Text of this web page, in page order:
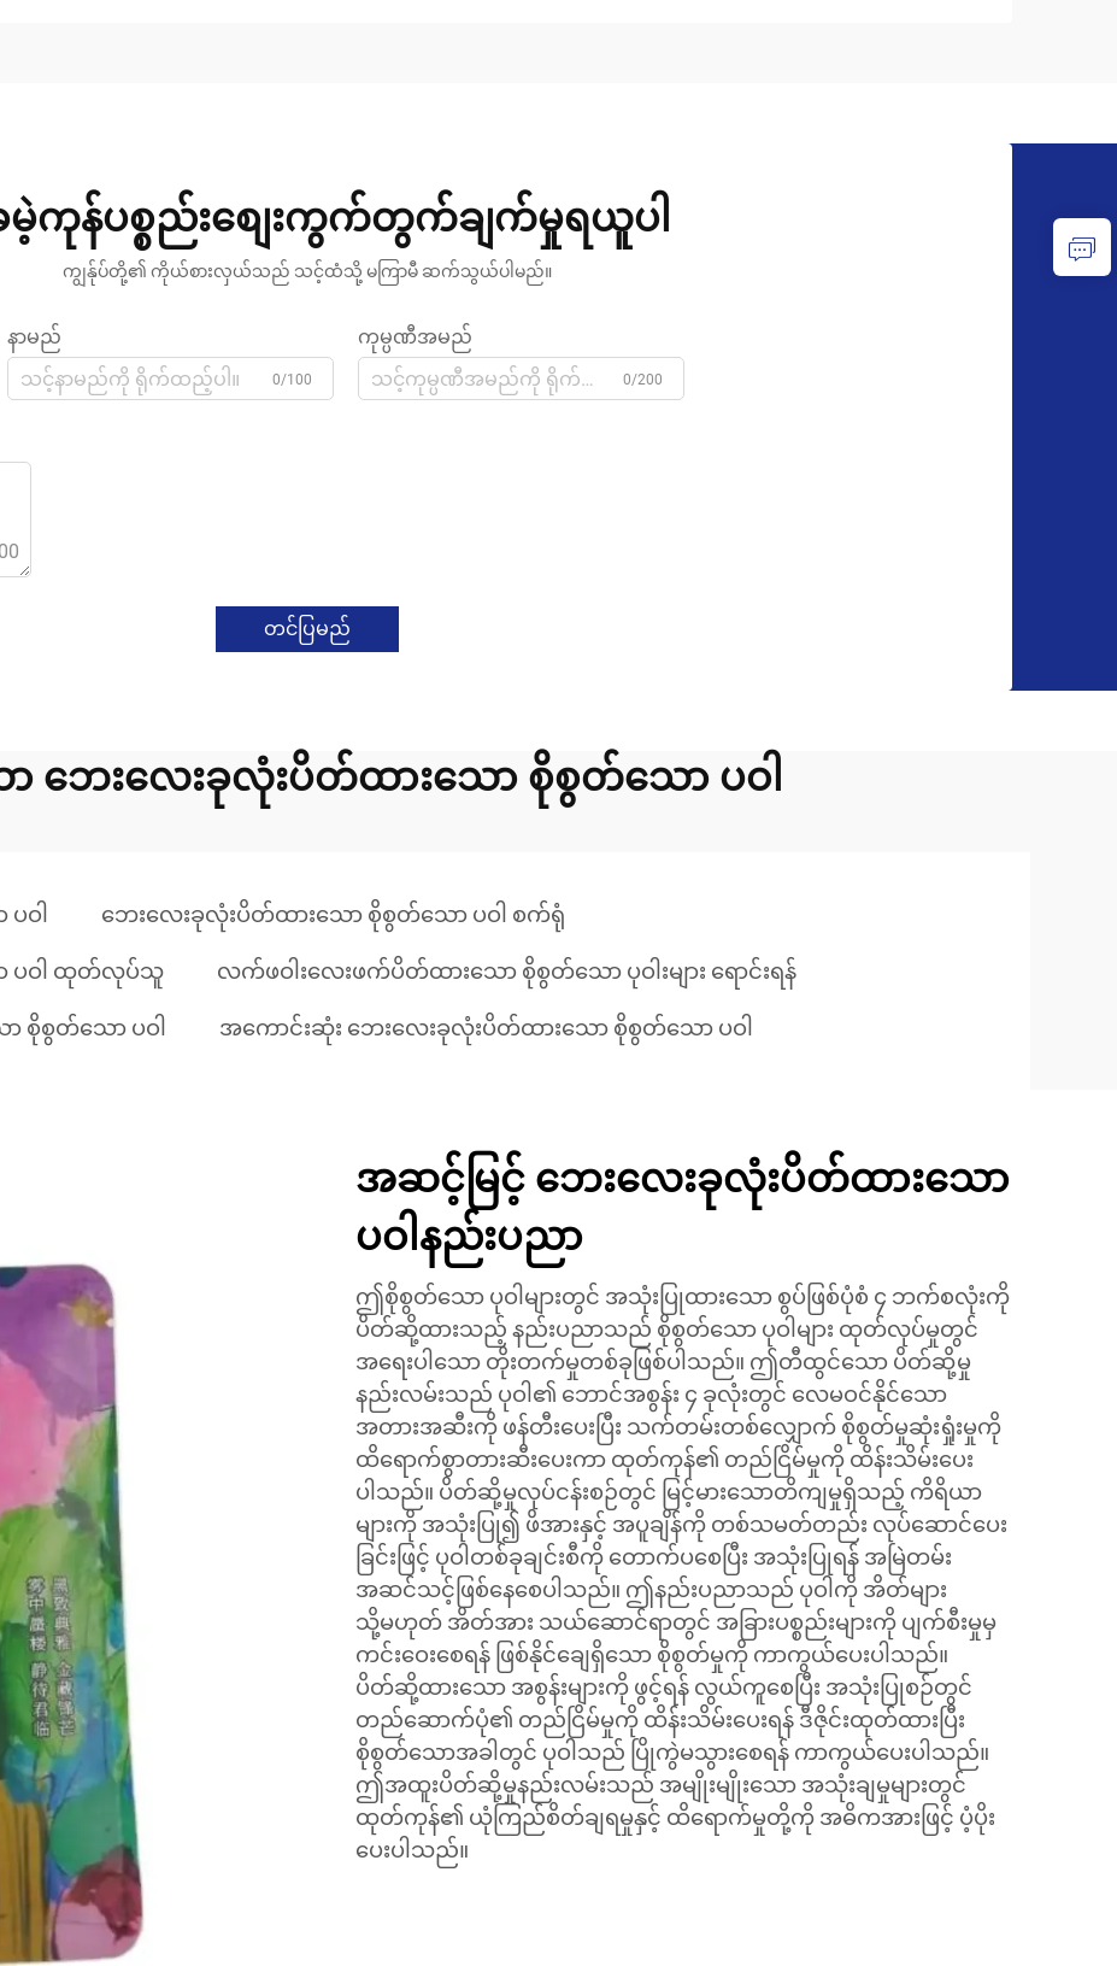
ကုန်ပစ္စည်းစျေးကွက်တွက်ချက်မှုရယူပါ
ကျွန်ုပ်တို့၏ ကိုယ်စားလှယ်သည် သင့်ထံသို့ မကြာမီ ဆက်သွယ်ပါမည်။
နာမည်
0/100
ကုမ္ပဏီအမည်
0/200
တင်ပြမည်
ာ ဘေးလေးခုလုံးပိတ်ထားသော စိုစွတ်သော ပဝါ
ဝါ ဘေးလေးခုလုံးပိတ်ထားသော စိုစွတ်သော ပဝါ စက်ရုံ
ပဝါ ထုတ်လုပ်သူ လက်ဖဝါးလေးဖက်ပိတ်ထားသော စိုစွတ်သော ပုဝါးများ ရောင်းရန်
စိုစွတ်သော ပဝါ အကောင်းဆုံး ဘေးလေးခုလုံးပိတ်ထားသော စိုစွတ်သော ပဝါ
အဆင့်မြင့် ဘေးလေးခုလုံးပိတ်ထားသော
ပဝါနည်းပညာ
ဤစိုစွတ်သော ပုဝါများတွင် အသုံးပြုထားသော စွပ်ဖြစ်ပုံစံ ၄ ဘက်စလုံးကို
ပိတ်ဆို့ထားသည့် နည်းပညာသည် စိုစွတ်သော ပုဝါများ ထုတ်လုပ်မှုတွင်
အရေးပါသော တိုးတက်မှုတစ်ခုဖြစ်ပါသည်။ ဤတီထွင်သော ပိတ်ဆို့မှု
နည်းလမ်းသည် ပုဝါ၏ ဘောင်အစွန်း ၄ ခုလုံးတွင် လေမဝင်နိုင်သော
အတားအဆီးကို ဖန်တီးပေးပြီး သက်တမ်းတစ်လျှောက် စိုစွတ်မှုဆုံးရှုံးမှုကို
ထိရောက်စွာတားဆီးပေးကာ ထုတ်ကုန်၏ တည်ငြိမ်မှုကို ထိန်းသိမ်းပေး
ပါသည်။ ပိတ်ဆို့မှုလုပ်ငန်းစဉ်တွင် မြင့်မားသောတိကျမှုရှိသည့် ကိရိယာ
များကို အသုံးပြု၍ ဖိအားနှင့် အပူချိန်ကို တစ်သမတ်တည်း လုပ်ဆောင်ပေး
ခြင်းဖြင့် ပုဝါတစ်ခုချင်းစီကို တောက်ပစေပြီး အသုံးပြုရန် အမြဲတမ်း
အဆင်သင့်ဖြစ်နေစေပါသည်။ ဤနည်းပညာသည် ပုဝါကို အိတ်များ
သို့မဟုတ် အိတ်အား သယ်ဆောင်ရာတွင် အခြားပစ္စည်းများကို ပျက်စီးမှုမှ
ကင်းဝေးစေရန် ဖြစ်နိုင်ချေရှိသော စိုစွတ်မှုကို ကာကွယ်ပေးပါသည်။
ပိတ်ဆို့ထားသော အစွန်းများကို ဖွင့်ရန် လွယ်ကူစေပြီး အသုံးပြုစဉ်တွင်
တည်ဆောက်ပုံ၏ တည်ငြိမ်မှုကို ထိန်းသိမ်းပေးရန် ဒီဇိုင်းထုတ်ထားပြီး
စိုစွတ်သောအခါတွင် ပုဝါသည် ပြိုကွဲမသွားစေရန် ကာကွယ်ပေးပါသည်။
ဤအထူးပိတ်ဆို့မှုနည်းလမ်းသည် အမျိုးမျိုးသော အသုံးချမှုများတွင်
ထုတ်ကုန်၏ ယုံကြည်စိတ်ချရမှုနှင့် ထိရောက်မှုတို့ကို အဓိကအားဖြင့် ပံ့ပိုး
ပေးပါသည်။